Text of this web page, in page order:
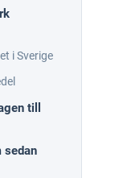
i Sverige
till
sedan